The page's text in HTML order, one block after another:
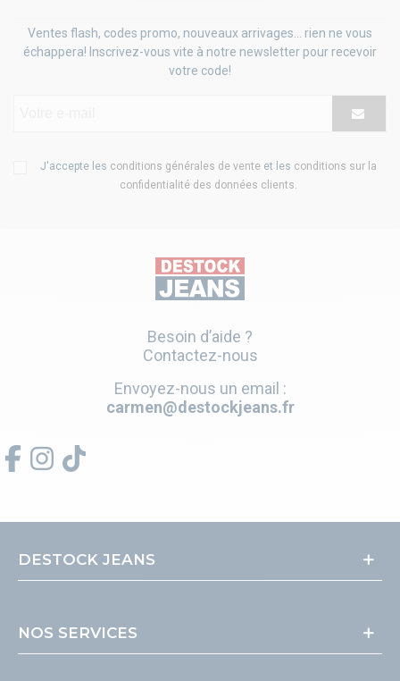
Ventes flash, codes promo, nouveaux arrivages... rien ne vous
échappera! Inscrivez-vous vite à notre newsletter pour recevoir
votre code!
J'accepte les conditions générales de vente et les conditions sur la
confidentialité des données clients
Besoin d’aide ?
Contactez-nous
Envoyez-nous un email :
carmen@destockjeans.fr
DESTOCK JEANS
NOS SERVICES